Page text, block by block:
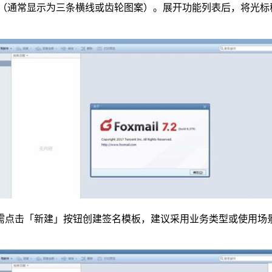
通常显示为三条横线或齿轮图案）。展开功能列表后，将光
击「新建」按钮创建签名模板，建议采用业务类型或使用